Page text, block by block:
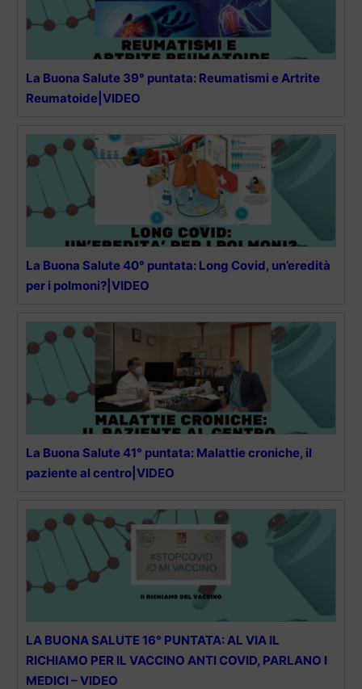
La Buona Salute 39° puntata: Reumatismi e Artrite
Reumatoide|VIDEO
La Buona Salute 40° puntata: Long Covid, un’eredità
per i polmoni?|VIDEO
La Buona Salute 41° puntata: Malattie croniche, il
paziente al centro|VIDEO
LA BUONA SALUTE 16° PUNTATA: AL VIA IL
RICHIAMO PER IL VACCINO ANTI COVID, PARLANO I
MEDICI – VIDEO